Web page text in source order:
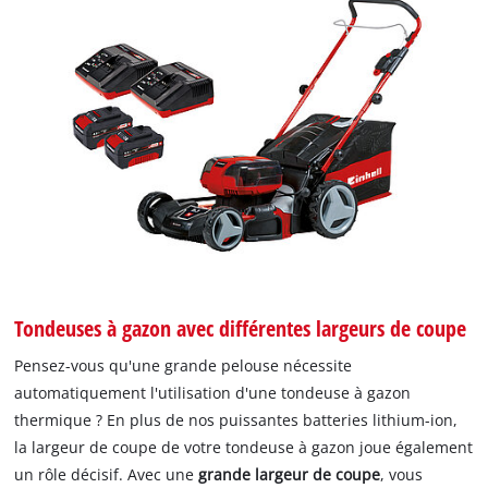
Tondeuses à gazon avec différentes largeurs de coupe
Pensez-vous qu'une grande pelouse nécessite
automatiquement l'utilisation d'une tondeuse à gazon
thermique ? En plus de nos puissantes batteries lithium-ion,
la largeur de coupe de votre tondeuse à gazon joue également
un rôle décisif. Avec unegrande largeur de coupe, vous